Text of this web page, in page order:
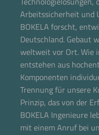
Arbeitssicherheit und
BOKELA forscht,
Deutschland. Gebaut
weltweit vor Ort. Wie
entstehen aus
Komponenten
Trennung für unsere
Prinzip, das von der
BOKELA Ingenieure
mit einem Anruf bei